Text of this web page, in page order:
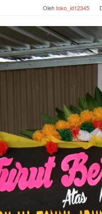
Olehtoko_id12345